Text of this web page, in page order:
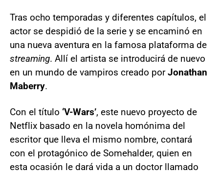
Tras ocho temporadas y diferentes capítulos, el
actor se despidió de la serie y se encaminó en
una nueva aventura en la famosa plataforma de
streaming. Allí el artista se introducirá de nuevo
en un mundo de vampiros creado porJonathan
Maberry.
Con el título ‘V-Wars’, este nuevo proyecto de
Netflix basado en la novela homónima del
escritor que lleva el mismo nombre, contará
con el protagónico de Somehalder, quien en
esta ocasión le dará vida a un doctor llamado